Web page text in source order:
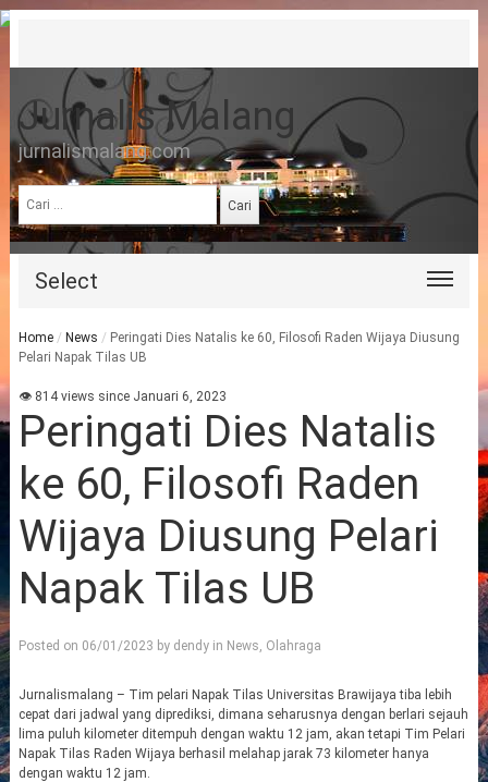
Jurnalis Malang
jurnalismalang.com
Cari
untuk:
Select
Home / News / Peringati Dies Natalis ke 60, Filosofi Raden Wijaya Diusung
Pelari Napak Tilas UB
👁 814 views since Januari 6, 2023
Peringati Dies Natalis
ke 60, Filosofi Raden
Wijaya Diusung Pelari
Napak Tilas UB
Posted on 06/01/2023 by dendyin News, Olahraga
Jurnalismalang – Tim pelari Napak Tilas Universitas Brawijaya tiba lebih
cepat dari jadwal yang diprediksi, dimana seharusnya dengan berlari sejauh
lima puluh kilometer ditempuh dengan waktu 12 jam, akan tetapi Tim Pelari
Napak Tilas Raden Wijaya berhasil melahap jarak 73 kilometer hanya
dengan waktu 12 jam.